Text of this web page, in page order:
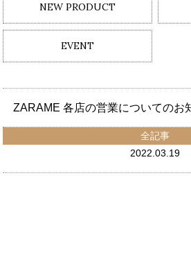
NEW PRODUCT
EVENT
ZARAME 各店の営業についてのお
全記事
2022.03.19